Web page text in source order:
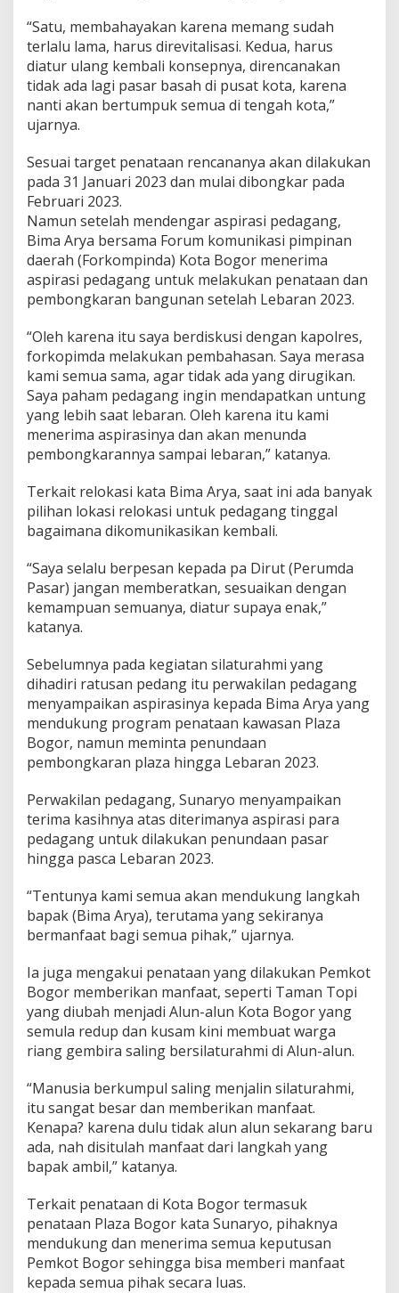
“Satu, membahayakan karena memang sudah
terlalu lama, harus direvitalisasi. Kedua, harus
diatur ulang kembali konsepnya, direncanakan
tidak ada lagi pasar basah di pusat kota, karena
nanti akan bertumpuk semua di tengah kota,”
ujarnya.
Sesuai target penataan rencananya akan dilakukan
pada 31 Januari 2023 dan mulai dibongkar pada
Februari 2023.
Namun setelah mendengar aspirasi pedagang,
Bima Arya bersama Forum komunikasi pimpinan
daerah (Forkompinda) Kota Bogor menerima
aspirasi pedagang untuk melakukan penataan dan
pembongkaran bangunan setelah Lebaran 2023.
“Oleh karena itu saya berdiskusi dengan kapolres,
forkopimda melakukan pembahasan. Saya merasa
kami semua sama, agar tidak ada yang dirugikan.
Saya paham pedagang ingin mendapatkan untung
yang lebih saat lebaran. Oleh karena itu kami
menerima aspirasinya dan akan menunda
pembongkarannya sampai lebaran,” katanya.
Terkait relokasi kata Bima Arya, saat ini ada banyak
pilihan lokasi relokasi untuk pedagang tinggal
bagaimana dikomunikasikan kembali.
“Saya selalu berpesan kepada pa Dirut (Perumda
Pasar) jangan memberatkan, sesuaikan dengan
kemampuan semuanya, diatur supaya enak,”
katanya.
Sebelumnya pada kegiatan silaturahmi yang
dihadiri ratusan pedang itu perwakilan pedagang
menyampaikan aspirasinya kepada Bima Arya yang
mendukung program penataan kawasan Plaza
Bogor, namun meminta penundaan
pembongkaran plaza hingga Lebaran 2023.
Perwakilan pedagang, Sunaryo menyampaikan
terima kasihnya atas diterimanya aspirasi para
pedagang untuk dilakukan penundaan pasar
hingga pasca Lebaran 2023.
“Tentunya kami semua akan mendukung langkah
bapak (Bima Arya), terutama yang sekiranya
bermanfaat bagi semua pihak,” ujarnya.
Ia juga mengakui penataan yang dilakukan Pemkot
Bogor memberikan manfaat, seperti Taman Topi
yang diubah menjadi Alun-alun Kota Bogor yang
semula redup dan kusam kini membuat warga
riang gembira saling bersilaturahmi di Alun-alun.
“Manusia berkumpul saling menjalin silaturahmi,
itu sangat besar dan memberikan manfaat.
Kenapa? karena dulu tidak alun alun sekarang baru
ada, nah disitulah manfaat dari langkah yang
bapak ambil,” katanya.
Terkait penataan di Kota Bogor termasuk
penataan Plaza Bogor kata Sunaryo, pihaknya
mendukung dan menerima semua keputusan
Pemkot Bogor sehingga bisa memberi manfaat
kepada semua pihak secara luas.